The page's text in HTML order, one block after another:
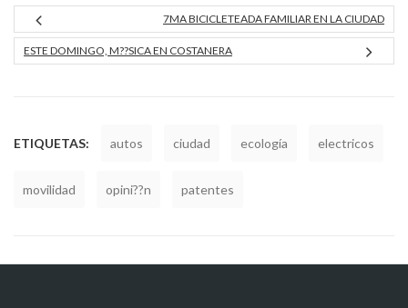
7MA BICICLETEADA FAMILIAR EN LA CIUDAD
ESTE DOMINGO, M??SICA EN COSTANERA
ETIQUETAS: autos ciudad ecología electricos
movilidad opini??n patentes